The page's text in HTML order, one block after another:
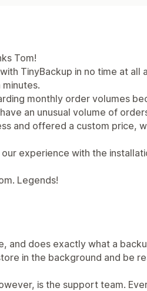
Tom!
TinyBackup in no time at all
monthly order volumes
an unusual volume of
and offered a custom price,
experience with the
Legends!
and does exactly what a
in the background and be
is the support team.